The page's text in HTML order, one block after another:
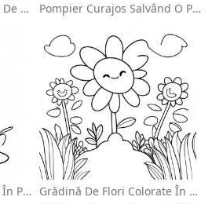
Unicorn Magic În Pagină De Colorat Cu Curcubeu Pompier Curajos Salvând O Pisică - Pagina De Colorat
Iepuraș De Paște Drăguț În Pagină De Colorat Grădină De Flori Colorate În Pagină De Colorat